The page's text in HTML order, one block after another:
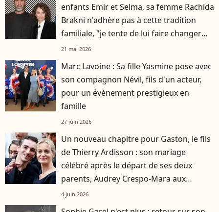
enfants Emir et Selma, sa femme Rachida
Brakni n'adhère pas à cette tradition
familiale, "je tente de lui faire changer
d'avis"
21 mai 2026
Marc Lavoine : Sa fille Yasmine pose avec
son compagnon Névil, fils d'un acteur,
pour un évènement prestigieux en
famille
27 juin 2026
Un nouveau chapitre pour Gaston, le fils
de Thierry Ardisson : son mariage
célébré après le départ de ses deux
parents, Audrey Crespo-Mara aux
premières loges
4 juin 2026